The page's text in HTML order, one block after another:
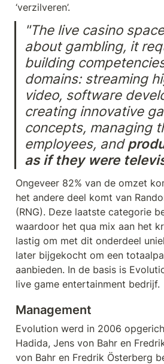
‘verzilveren’.
"The live casino
about gambling, it
building
domains: streaming
video, software
creating innovative
concepts, managing
employees, and
as if they were
Ongeveer 82% van de omzet
het andere deel komt van
(RNG). Deze laatste categorie
waardoor het qua mix aan het
lastig om met dit onderdeel
later bijgekocht om een
aanbieden. In de basis is
live game entertainment bedrijf.
Management
Evolution werd in 2006
Hadida, Jens von Bahr en
von Bahr en Fredrik Österberg